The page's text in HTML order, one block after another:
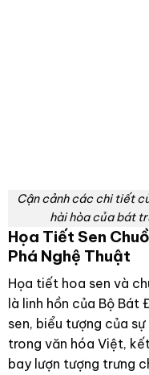
Cận cảnh các chi tiết
hài hòa của bát
Họa Tiết Sen
Phá Nghệ Thuật
Họa tiết hoa sen và
là linh hồn của Bộ Bát
sen, biểu tượng của
trong văn hóa Việt,
bay lượn tượng trưng